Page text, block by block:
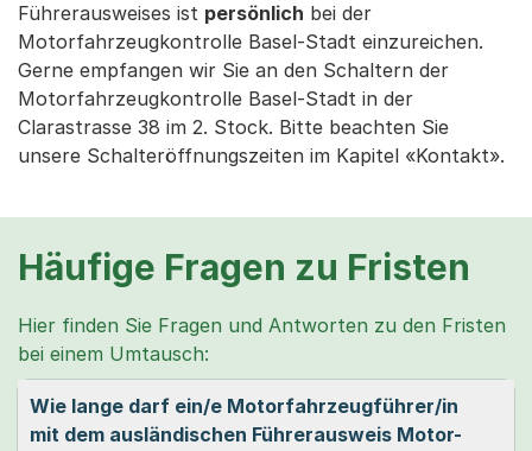
Führerausweises ist persönlich bei der
Motorfahrzeugkontrolle Basel-Stadt einzureichen.
Gerne empfangen wir Sie an den Schaltern der
Motorfahrzeugkontrolle Basel-Stadt in der
Clarastrasse 38 im 2. Stock. Bitte beachten Sie
unsere Schalteröffnungszeiten im Kapitel «Kontakt».
Häufige Fragen zu Fristen
Hier finden Sie Fragen und Antworten zu den Fristen
bei einem Umtausch:
Wie lange darf ein/e Motorfahrzeugführer/in
mit dem ausländischen Führerausweis Motor­